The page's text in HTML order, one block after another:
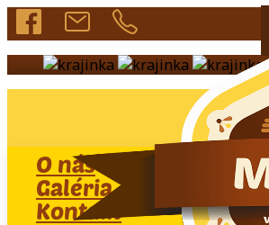
O nás
Galéria
Video
Kontakt